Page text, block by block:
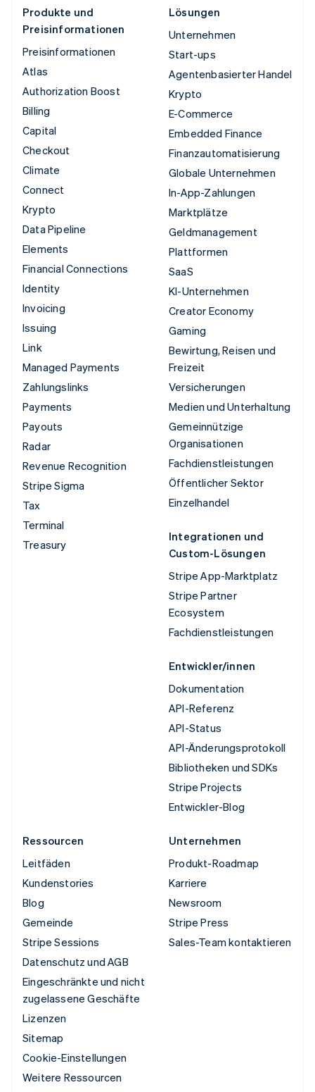
Produkte und
Preisinformationen
Preisinformationen
Atlas
Authorization Boost
Billing
Capital
Checkout
Climate
Connect
Krypto
Data Pipeline
Elements
Financial Connections
Identity
Invoicing
Issuing
Link
Managed Payments
Zahlungslinks
Payments
Payouts
Radar
Revenue Recognition
Stripe Sigma
Tax
Terminal
Treasury
Lösungen
Unternehmen
Start-ups
Agentenbasierter Handel
Krypto
E-Commerce
Embedded Finance
Finanzautomatisierung
Globale Unternehmen
In-App-Zahlungen
Marktplätze
Geldmanagement
Plattformen
SaaS
KI-Unternehmen
Creator Economy
Gaming
Bewirtung, Reisen und
Freizeit
Versicherungen
Medien und Unterhaltung
Gemeinnützige
Organisationen
Fachdienstleistungen
Öffentlicher Sektor
Einzelhandel
Integrationen und
Custom-Lösungen
Stripe App-Marktplatz
Stripe Partner
Ecosystem
Fachdienstleistungen
Entwickler/innen
Dokumentation
API-Referenz
API-Status
API-Änderungsprotokoll
Bibliotheken und SDKs
Stripe Projects
Entwickler-Blog
Ressourcen
Leitfäden
Kundenstories
Blog
Gemeinde
Stripe Sessions
Datenschutz und AGB
Eingeschränkte und nicht
zugelassene Geschäfte
Lizenzen
Sitemap
Cookie-Einstellungen
Weitere Ressourcen
Unternehmen
Produkt-Roadmap
Karriere
Newsroom
Stripe Press
Sales-Team kontaktieren